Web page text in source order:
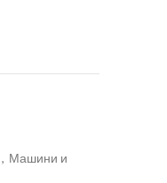
, Машини и